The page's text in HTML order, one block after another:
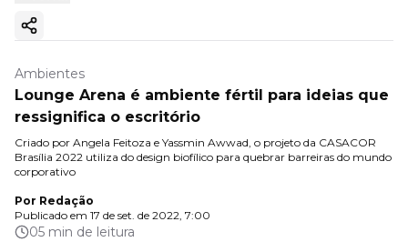
Copiar link
Ambientes
Lounge Arena é ambiente fértil para ideias que
ressignifica o escritório
Criado por Angela Feitoza e Yassmin Awwad, o projeto da CASACOR
Brasília 2022 utiliza do design biofílico para quebrar barreiras do mundo
corporativo
Por Redação
Publicado em 17 de set. de 2022, 7:00
05 min de leitura